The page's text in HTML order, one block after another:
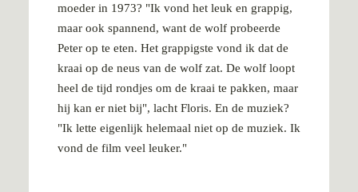
moeder in 1973? "Ik vond het leuk en grappig,
maar ook spannend, want de wolf probeerde
Peter op te eten. Het grappigste vond ik dat de
kraai op de neus van de wolf zat. De wolf loopt
heel de tijd rondjes om de kraai te pakken, maar
hij kan er niet bij", lacht Floris. En de muziek?
"Ik lette eigenlijk helemaal niet op de muziek. Ik
vond de film veel leuker."